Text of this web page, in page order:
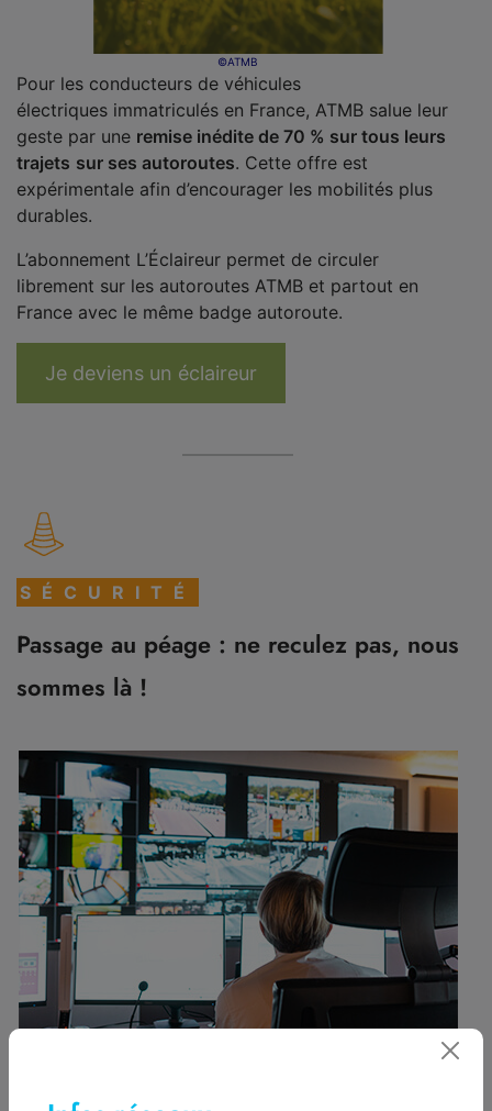
©ATMB
Pour les conducteurs de véhicules
électriques immatriculés en France, ATMB salue leur
geste par une remise inédite de 70 % sur tous leurs
trajets sur ses autoroutes. Cette offre est
expérimentale afin d’encourager les mobilités plus
durables.
L’abonnement L’Éclaireur permet de circuler
librement sur les autoroutes ATMB et partout en
France avec le même badge autoroute.
Je deviens un éclaireur
SÉCURITÉ
Passage au péage : ne reculez pas, nous
sommes là !